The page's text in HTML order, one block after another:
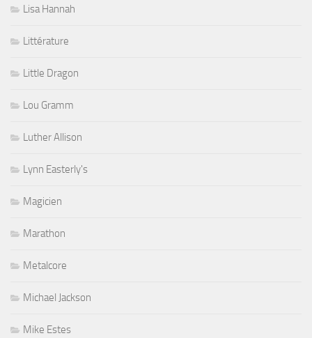
Lisa Hannah
Littérature
Little Dragon
Lou Gramm
Luther Allison
Lynn Easterly's
Magicien
Marathon
Metalcore
Michael Jackson
Mike Estes